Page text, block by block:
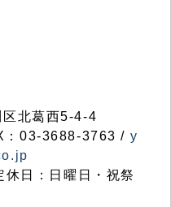
北葛西5-4-4
：03-3688-3763 / y
日：日曜日・祝祭